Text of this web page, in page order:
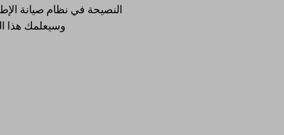
النصيحة في نظام صيانة
وسيعلمك هذا